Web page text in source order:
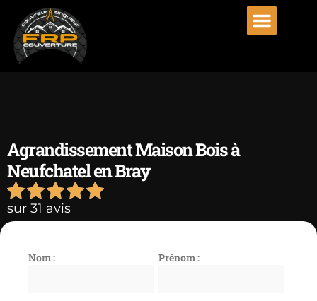
Agrandissement Maison Bois à
Neufchatel en Bray
sur 31 avis
Nom : Prénom :